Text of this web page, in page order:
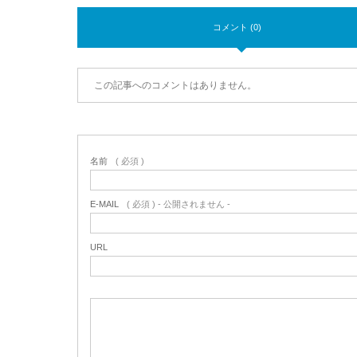
コメント (0)
この記事へのコメントはありません。
名前 ( 必須 )
E-MAIL ( 必須 ) - 公開されません -
URL